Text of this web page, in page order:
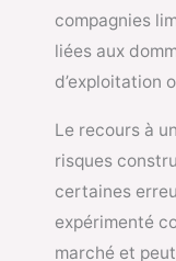
compagnies
liées aux
d’exploitation
Le recours à
risques
certaines
expérimenté
marché et